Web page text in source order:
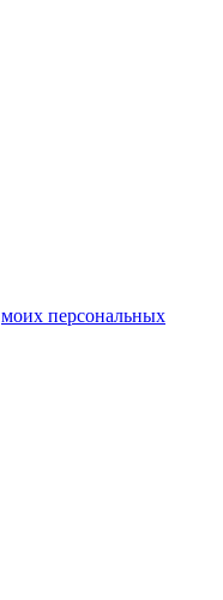
моих персональных